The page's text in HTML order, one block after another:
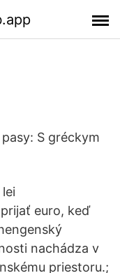
S gréckym
euro, keď
nachádza v
priestoru.;